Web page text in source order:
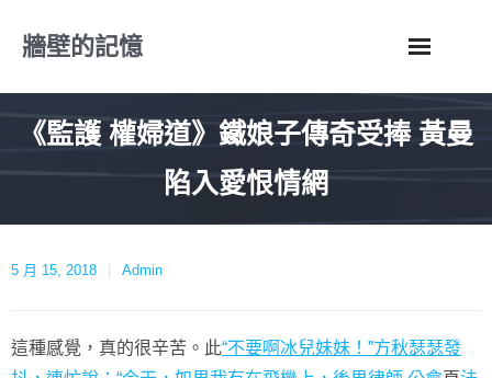
牆壁的記憶
《監護 權婦道》鐵娘子傳奇受捧 黃曼
陷入愛恨情網
5 月 15, 2018 Admin
這種感覺，真的很辛苦。此“不要啊冰兒妹妹！”方秋瑟瑟發